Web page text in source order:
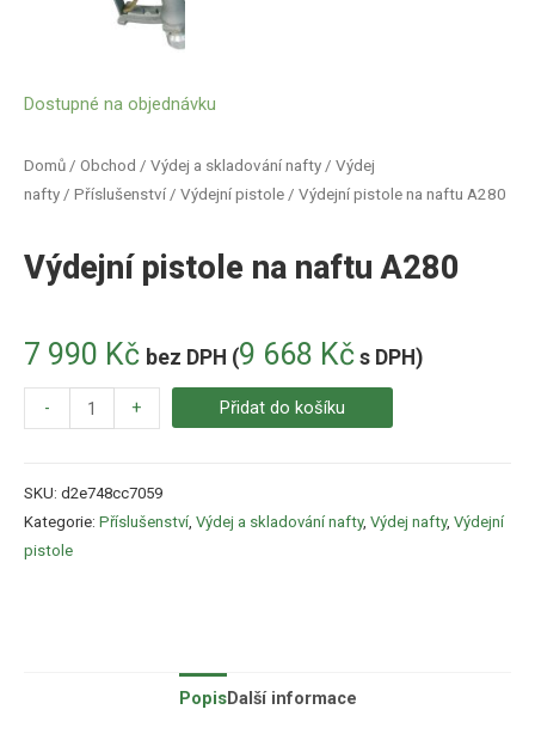
Domů / Obchod / Výdej a skladování nafty / Výdej
nafty / Příslušenství / Výdejní pistole / Výdejní pistole na naftu A280
Výdejní pistole na naftu A280
7 990 Kč bez DPH (9 668 Kč s DPH)
Dostupné na objednávku
- + Přidat do košíku
SKU: d2e748cc7059
Kategorie: Příslušenství Výdej a skladování nafty, Výdej nafty, Výdejní
pistole
PopisDalší informace